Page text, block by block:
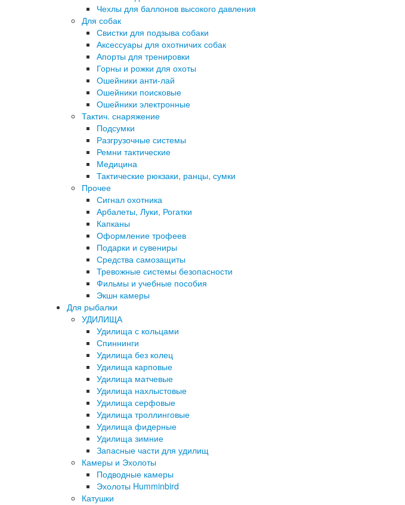
Чехлы для баллонов высокого давления
Для собак
Свистки для подзыва собаки
Аксессуары для охотничих собак
Апорты для тренировки
Горны и рожки для охоты
Ошейники анти-лай
Ошейники поисковые
Ошейники электронные
Тактич. снаряжение
Подсумки
Разгрузочные системы
Ремни тактические
Медицина
Тактические рюкзаки, ранцы, сумки
Прочее
Сигнал охотника
Арбалеты, Луки, Рогатки
Капканы
Оформление трофеев
Подарки и сувениры
Средства самозащиты
Тревожные системы безопасности
Фильмы и учебные пособия
Экшн камеры
Для рыбалки
УДИЛИЩА
Удилища с кольцами
Спиннинги
Удилища без колец
Удилища карповые
Удилища матчевые
Удилища нахлыстовые
Удилища серфовые
Удилища троллинговые
Удилища фидерные
Удилища зимние
Запасные части для удилищ
Камеры и Эхолоты
Подводные камеры
Эхолоты Humminbird
Катушки